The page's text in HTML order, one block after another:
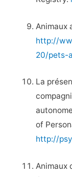
Animaux
http://
20/pets-
La
of
http://
Animaux